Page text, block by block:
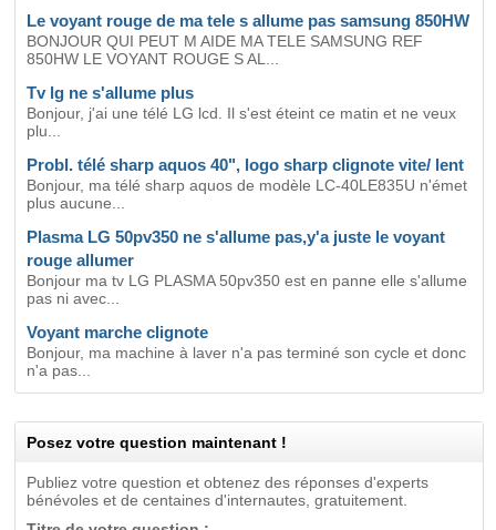
Le voyant rouge de ma tele s allume pas samsung 850HW
BONJOUR QUI PEUT M AIDE MA TELE SAMSUNG REF
850HW LE VOYANT ROUGE S AL...
Tv lg ne s'allume plus
Bonjour, j'ai une télé LG lcd. Il s'est éteint ce matin et ne veux
plu...
Probl. télé sharp aquos 40", logo sharp clignote vite/ lent
Bonjour, ma télé sharp aquos de modèle LC-40LE835U n'émet
plus aucune...
Plasma LG 50pv350 ne s'allume pas,y'a juste le voyant
rouge allumer
Bonjour ma tv LG PLASMA 50pv350 est en panne elle s'allume
pas ni avec...
Voyant marche clignote
Bonjour, ma machine à laver n'a pas terminé son cycle et donc
n'a pas...
Posez votre question maintenant !
Publiez votre question et obtenez des réponses d'experts
bénévoles et de centaines d'internautes, gratuitement.